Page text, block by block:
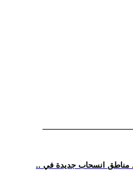
مناطق انسحاب جديدة في